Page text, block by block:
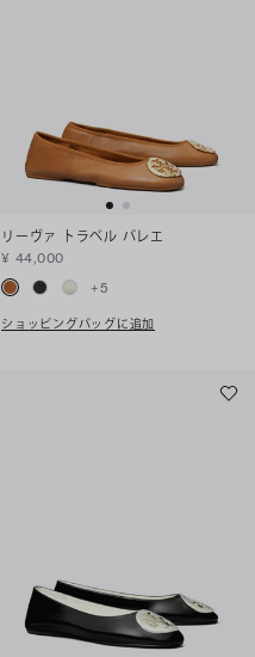
リーヴァ トラベル バレエ
¥ 44,000
+5
ショッピングバッグに追加